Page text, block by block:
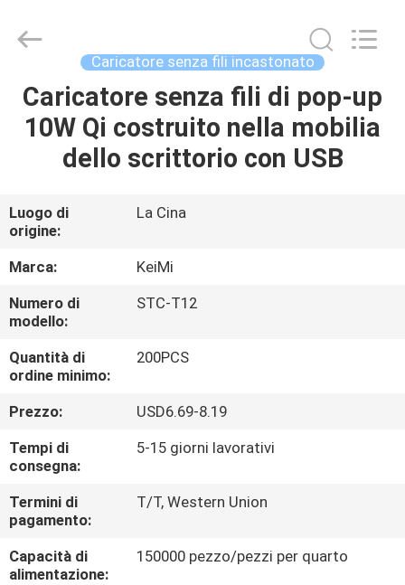
CASA
PRODOTTI
CIRCA
NOI
GIRO
DELLA
FABBRICA
CONTROLLO
DI
QUALITÀ
CONTATTICI
Ltd..
Developed
Caricatore senza fili incastonato
Caricatore senza fili di pop-up
10W Qi costruito nella mobilia
dello scrittorio con USB
Luogo di
origine:
La Cina
Marca:
KeiMi
Numero di
modello:
STC-T12
Quantità di
ordine minimo:
200PCS
Prezzo:
USD6.69-8.19
Tempi di
consegna:
5-15 giorni lavorativi
Termini di
pagamento:
T/T, Western Union
Capacità di
alimentazione:
150000 pezzo/pezzi per quarto